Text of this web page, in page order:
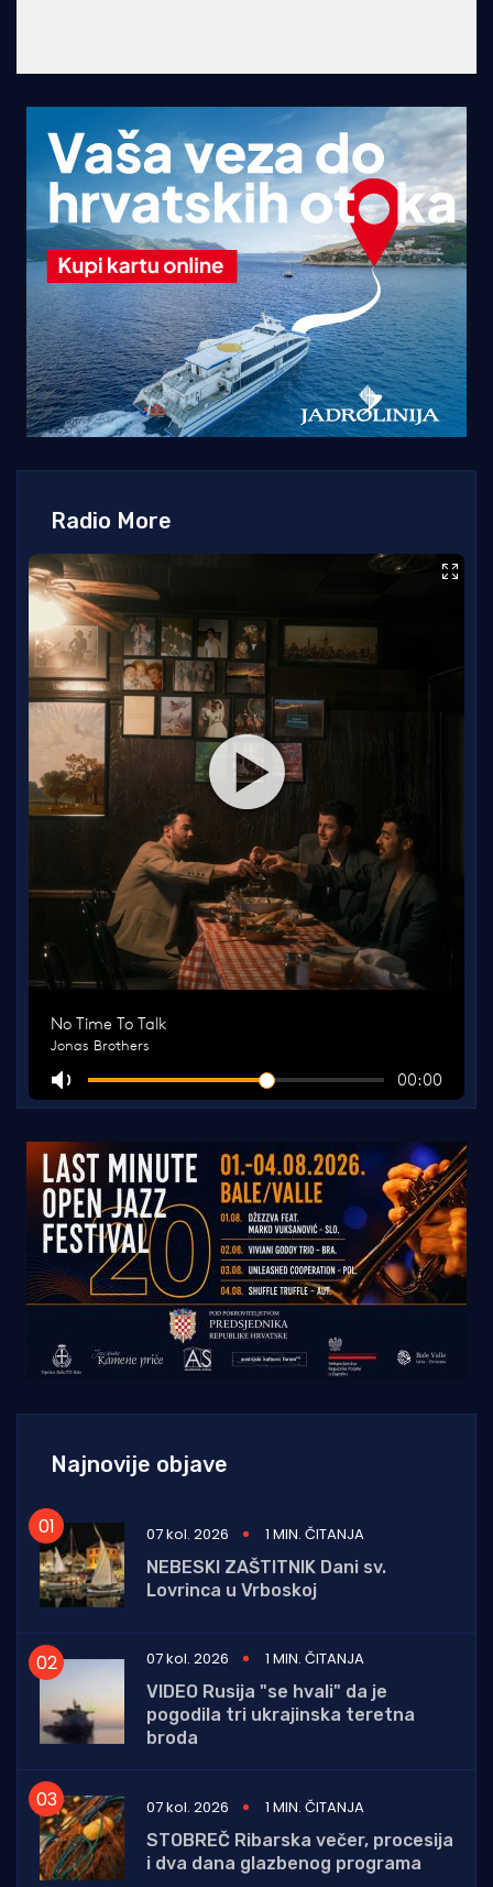
Radio More
Najnovije objave
07 kol. 2026
1 MIN. ČITANJA
NEBESKI ZAŠTITNIK Dani sv.
Lovrinca u Vrboskoj
07 kol. 2026
1 MIN. ČITANJA
VIDEO Rusija "se hvali" da je
pogodila tri ukrajinska teretna
broda
07 kol. 2026
1 MIN. ČITANJA
STOBREČ Ribarska večer, procesija
i dva dana glazbenog programa